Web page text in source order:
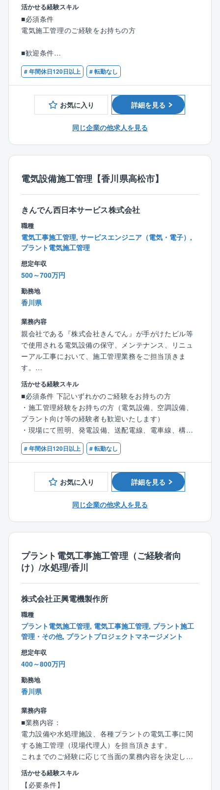
◇円滑、柔軟なプロジェクト遂行
約7,8割が自社請け案件です。設計～施工管理～保守サ
一気通貫で円滑に、柔軟に遂行することが可能です。
な変更も時間がかかる」といった業界特有の問題も起
こりにくい体制です。
◇穏やかでフラットな社風
な」社員が多いことです。入社後にまずその社風に(い
に業務に携わっていただきます。先輩・後輩、プロパ
ー、中途社員関係なくお互いの意見を発しやすいフラ
ットな組織です。
◇キャリアイメージ
地域密着にて、エンジニアリング力を生かし、施工管
理のプロフェッショナルを目指していただきます。自
社一気通貫のプロジェクトが多いため、設計・営業と
共に、協力体制を構築し拡販していく意識を持てる方
は活躍できるフィールドがあります。ゆくゆくは現場
のマネジメントもお任せしたいと考えています。
＜会社について＞
同社は日立グループの一員として、産業プラント、公
共インフラを支える生産プロセス、電気・空調・水処
理施設などの企画、設計、建設からメンテナンスそし
てリニューアルまで一貫して提供し、お客さまの課題
▼多様なビジネスフィールド
＜産業プラント事業＞
医薬品、食品、化成品などの産業プラントに関わる設
備・工事の企画～設計～建設～メンテナンスに至るま
で、総合的に広範囲なニーズに応えています。
半導体や食品、医薬品などの製造に欠かすことのでき
ないクリーンルーム分野は、高い技術と実績を誇って
いただいています。
人の暮らしや産業化にとって必要不可欠な「水」。
大切な公共の水インフラである上下水道処理場の増設
や修繕・改修、
更に生産活動に伴う、民間工場の排水処理設備などを
担っています。
同社は、大切な「水」を巡る幅広い分野の事業をカバ
ーしています。
■職務内容
広島市内の既存の建物を中心に、メンテナンス・リニ
ューアルを行っていただきます。 協力会社の方と協同
＜工事の流れ＞
・設計図の作成
・施工図の作成
・手配
材料や現場に関わる職人を手配。10年以上の付き合い
理も重要な仕事です。
※図面の作成については、改修やリニューアルが主なた
め既にある図面に対し、手を加える形となるため一か
ら作図することはございません。
【施工エリア】広島市内が中心
【工期】1日～1ヶ月程度
※泊りがけの出張などは発生しません。
が、その場合は 代休を取得を行い、ワークライフバラ
ンスを重視した職場です。
※土日の出社頻度は1日程度となります。
■同社の魅力
◇働く環境
土日祝休みの完全週休2日制で年間休日128日とワーク
ライフバランスを整えながら働くことができる環境で
す。また所属いただく工事部には20代～50代まで幅広
く10名の社員が在籍しております。中途での入社者が8
割であり、分からないことはすぐに聞ける環境です。
◇安定性
親会社である「きんでん」が手掛けた施設の電気設備
の保守、メンテナンスが主であり安定した基盤の受注
がございます。
◇資格取得制度
同社では、資格取得を推進しており祝い金をご用意し
・第三種電気主任技術者：50,000円／第一種電気工事
士：20,000円
理技士：20,000円
・甲種消防設備士：50,000円
活かせる経験スキル
■必須条件
電気施工管理のご経験をお持ちの方
■歓迎条件
第一種電気工事士の資格をお持ちの方
1級電気工事施工管理技士の資格をお持ちの方
# 年間休日120日以上 # 転勤なし
お気に入り 詳細を見る
同じ企業の他求人を見る
電気設備施工管理【香川県高松市】
きんでん西日本サービス株式会社
職種
電気工事施工管理, サービスエンジニア（電気・電子）,
プラント電気施工管理
想定年収
500～700万円
勤務地
香川県
業務内容
親会社である『株式会社きんでん』が手がけたビル等
で使用される電気設備の保守、メンテナンス、リニュ
ーアル工事において、施工管理業務をご担当頂きま
す。
■職務内容
高松市内が中心の既存の建物を中心に、メンテナン
ス・リニューアルを行っていただきます。 協力会社の
方と協同し、案件の施工を管理頂きます。
＜工事の流れ＞
・設計図の作成
・施工図の作成
・手配
材料や現場に関わる職人を手配。10年以上の付き合い
理も重要な仕事です。
※図面の作成については、改修やリニューアルが主なた
め既にある図面に対し、手を加える形となるため一か
ら作図することはございません。
【施工エリア】高松市内が中心
【工期】1日～1ヶ月程度
※泊りがけの出張などは発生しません。
お客様の都合により、土日出社する場合もございます
ンスを重視した職場です。
※土日の出社頻度は1日程度となります。
■同社の魅力
◇働く環境
土日祝休みの完全週休2日制で年間休日128日とワーク
ライフバランスを整えながら働くことができる環境で
す。また所属いただく工事部には20代～50代まで幅広
く10名の社員が在籍しております。中途での入社者が
８割であり、分からないことはすぐに聞ける環境で
活かせる経験スキル
■必須条件 下記いずれかのご経験をお持ちの方
・施工管理経験をお持ちの方（電気設備、空調設備、
プラント向け等の経験者も歓迎いたします）
・現場にて照明、発電設備、送配電線、電車線、構内
電気設備、非常用電源設備、信号設備等の電気に関す
る工事・保全経験をお持ちの方
■歓迎条件
・第一種電気工事士の資格をお持ちの方
# 年間休日120日以上 # 転勤なし
お気に入り 詳細を見る
同じ企業の他求人を見る
プラント電気工事施工管理（ご経験者向
け）/水処理/香川
株式会社正興電機製作所
職種
プラント電気施工管理, 電気工事施工管理, プラント施工
管理・その他, プラントプロジェクトマネージメント
想定年収
400～800万円
勤務地
香川県
業務内容
■業務内容：
電力設備や水処理施設、各種プラントの電気工事に関
する施工管理（現場代理人）を担当頂きます。
これまでのご経験に応じて当面の業務内容を決定しま
すが、主には下記の業務内容です。
＜電力システム＞
活かせる経験スキル
【必要条件】